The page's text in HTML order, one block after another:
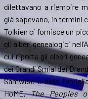
dilettavano a riempire
già sapevano, in termini
Tolkien ci fornisce un
gli alberi genealogici
cui riporta gli alberi
dei Grandi Smial dei
Samwise e della
HoME,The Peoples